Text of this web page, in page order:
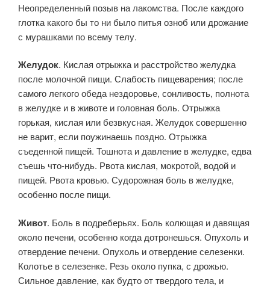
Неопределенный позыв на лакомства. После каждого
глотка какого бы то ни было питья озноб или дрожание
с мурашками по всему телу.
Желудок. Кислая отрыжка и расстройство желудка
после молочной пищи. Слабость пищеварения; после
самого легкого обеда нездоровье, сонливость, полнота
в желудке и в животе и головная боль. Отрыжка
горькая, кислая или безвкусная. Желудок совершенно
не варит, если поужинаешь поздно. Отрыжка
съеденной пищей. Тошнота и давление в желудке, едва
съешь что-нибудь. Рвота кислая, мокротой, водой и
пищей. Рвота кровью. Судорожная боль в желудке,
особенно после пищи.
Живот. Боль в подреберьях. Боль колющая и давящая
около печени, особенно когда дотронешься. Опухоль и
отвердение печени. Опухоль и отвердение селезенки.
Колотье в селезенке. Резь около пупка, с дрожью.
Сильное давление, как будто от твердого тела, и